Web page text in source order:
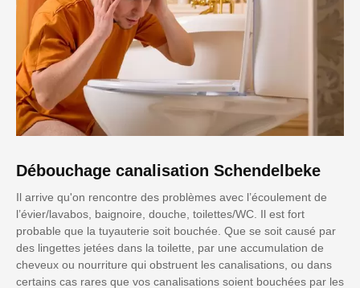
Débouchage canalisation Schendelbeke
Il arrive qu'on rencontre des problèmes avec l’écoulement de
l’évier/lavabos, baignoire, douche, toilettes/WC. Il est fort
probable que la tuyauterie soit bouchée. Que se soit causé par
des lingettes jetées dans la toilette, par une accumulation de
cheveux ou nourriture qui obstruent les canalisations, ou dans
certains cas rares que vos canalisations soient bouchées par les